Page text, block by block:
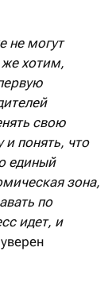
не могут
хотим,
свою
понять, что
единый
зона,
по
идет, и